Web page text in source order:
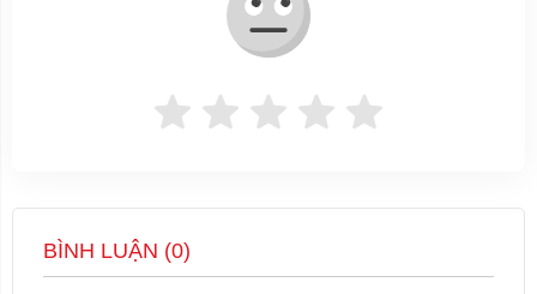
BÌNH LUẬN (0)